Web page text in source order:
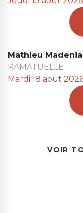
Mathieu
RAMATUELLE
Mardi 18 aout
VOIR